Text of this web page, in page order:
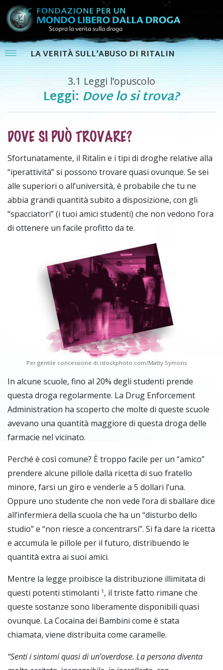
LA VERITÀ SULL’ABUSO DI RITALIN
3.1 Leggi l’opuscolo
Leggi: Dove lo si trova?
DOVE SI PUÒ TROVARE?
Sfortunatamente, il Ritalin e i tipi di droghe relative alla
“iperattività” si possono trovare quasi ovunque. Se sei
alle superiori o all’università, è probabile che tu ne
abbia grandi quantità subito a disposizione, con gli
“spacciatori” (i tuoi amici studenti) che non vedono l’ora
di ottenere un facile profitto da te.
Per gentile concessione di istockphoto.com/Matty Symons
In alcune scuole, fino al 20% degli studenti prende
questa droga regolarmente. La Drug Enforcement
Administration ha scoperto che molte di queste scuole
avevano una quantità maggiore di questa droga delle
farmacie nel vicinato.
Perché è così comune? È troppo facile per un “amico”
prendere alcune pillole dalla ricetta di suo fratello
minore, farsi un giro e venderle a 5 dollari l’una.
Oppure uno studente che non vede l’ora di sballare dice
all’infermiera della scuola che ha un “disturbo dello
studio” e “non riesce a concentrarsi”. Si fa dare la ricetta
e accumula le pillole per il futuro, distribuendo le
quantità extra ai suoi amici.
Mentre la legge proibisce la distribuzione illimitata di
questi potenti stimolanti 1 , il triste fatto rimane che
queste sostanze sono liberamente disponibili quasi
ovunque. La Cocaina dei Bambini come è stata
chiamata, viene distribuita come caramelle.
“Senti i sintomi quasi di un’overdose. La persona diventa